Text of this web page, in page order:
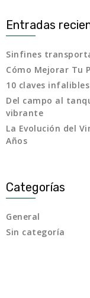
Entradas
Sinfines
Cómo Mejorar Tu
10 claves
Del campo al
vibrante
La Evolución del
Años
Categorías
General
Sin categoría